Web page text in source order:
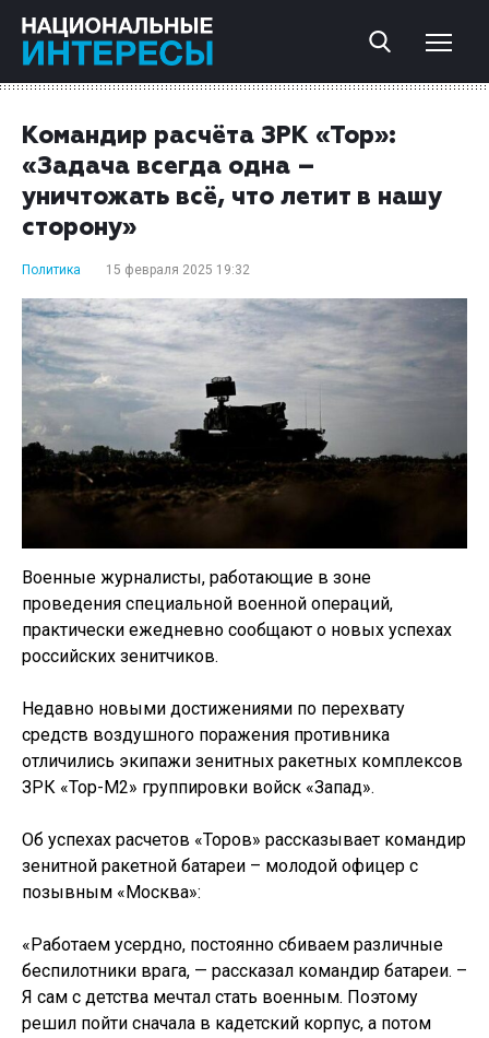
Командир расчёта ЗРК «Тор»:
«Задача всегда одна –
уничтожать всё, что летит в нашу
сторону»
Политика 15 февраля 2025 19:32
Военные журналисты, работающие в зоне
проведения специальной военной операций,
практически ежедневно сообщают о новых успехах
российских зенитчиков.
Недавно новыми достижениями по перехвату
средств воздушного поражения противника
отличились экипажи зенитных ракетных комплексов
ЗРК «Тор-М2» группировки войск «Запад».
Об успехах расчетов «Торов» рассказывает командир
зенитной ракетной батареи – молодой офицер с
позывным «Москва»:
«Работаем усердно, постоянно сбиваем различные
беспилотники врага, — рассказал командир батареи. –
Я сам с детства мечтал стать военным. Поэтому
решил пойти сначала в кадетский корпус, а потом